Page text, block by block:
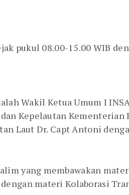
pukul 08.00-15.00 WIB
Wakil Ketua Umum I
Kepelautan
Laut Dr. Capt Antoni
yang membawakan
materi Kolaborasi